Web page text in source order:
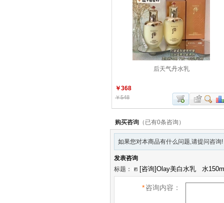
后天气丹水乳
￥368
￥548
购买咨询 （已有0条咨询）
如果您对本商品有什么问题,请提问咨询!
发表咨询
标题：
*咨询内容：